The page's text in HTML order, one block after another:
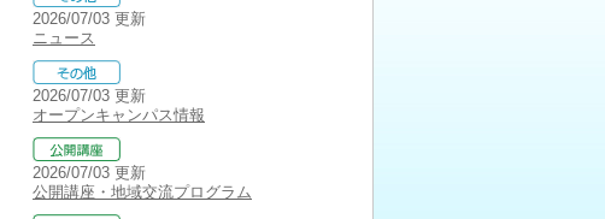
2026/07/03 更新
ニュース
2026/07/03 更新
オープンキャンパス情報
2026/07/03 更新
公開講座・地域交流プログラム